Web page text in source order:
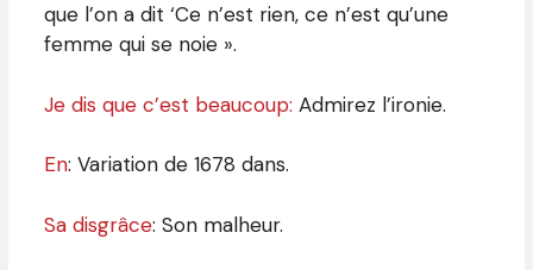
que l’on a dit ‘Ce n’est rien, ce n’est qu’une
femme qui se noie ».
Je dis que c’est beaucoup: Admirez l’ironie.
En: Variation de 1678 dans.
Sa disgrâce: Son malheur.